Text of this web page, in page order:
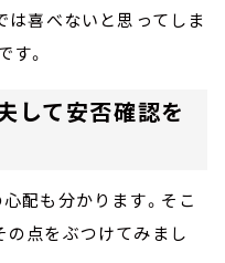
は喜べないと思ってしま
す。
して安否確認を
配も分かります。そこ
の点をぶつけてみまし